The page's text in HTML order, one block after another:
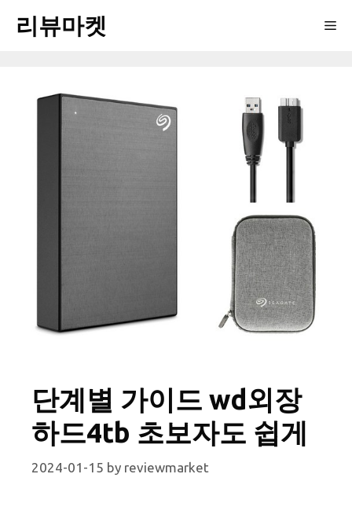
리뷰마켓
단계별 가이드 wd외장
하드4tb 초보자도 쉽게
2024-01-15 by reviewmarket